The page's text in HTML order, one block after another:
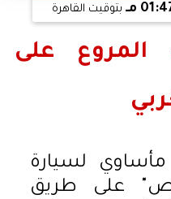
مـ بتوقيت القاهرة
المروع على
لسيارة
على طريق